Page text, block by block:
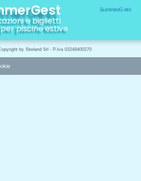
e biglietti
piscine estive
by Siteland Srl - P.Iva 03249400270